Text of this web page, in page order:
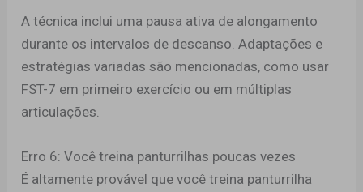
A técnica inclui uma pausa ativa de alongamento
durante os intervalos de descanso. Adaptações e
estratégias variadas são mencionadas, como usar
FST-7 em primeiro exercício ou em múltiplas
articulações.
Erro 6: Você treina panturrilhas poucas vezes
É altamente provável que você treina panturrilha